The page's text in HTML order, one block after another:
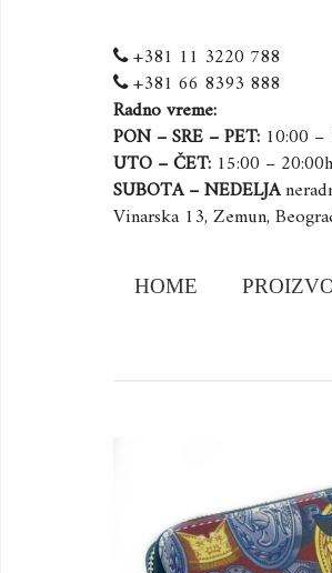
+381 11 3220 788
+381 66 8393 888
Radno vreme:
PON – SRE – PET: 10:00 –
UTO – ČET: 15:00 – 20:00h
SUBOTA – NEDELJA
Vinarska 13, Zemun,
HOME